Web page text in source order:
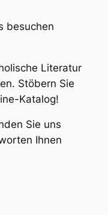
besuchen
Literatur
Stöbern Sie
Katalog!
Sie uns
Ihnen